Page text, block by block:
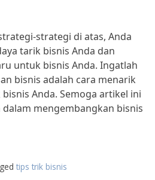
strategi di atas, Anda
tarik bisnis Anda dan
untuk bisnis Anda. Ingatlah
bisnis adalah cara menarik
Anda. Semoga artikel ini
mengembangkan bisnis
tips trik bisnis